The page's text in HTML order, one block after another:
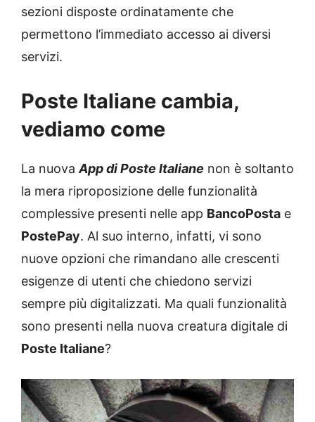
sezioni disposte ordinatamente che
permettono l’immediato accesso ai diversi
servizi.
Poste Italiane cambia,
vediamo come
La nuova App di Poste Italiane non è soltanto
la mera riproposizione delle funzionalità
complessive presenti nelle app BancoPosta e
PostePay. Al suo interno, infatti, vi sono
nuove opzioni che rimandano alle crescenti
esigenze di utenti che chiedono servizi
sempre più digitalizzati. Ma quali funzionalità
sono presenti nella nuova creatura digitale di
Poste Italiane?